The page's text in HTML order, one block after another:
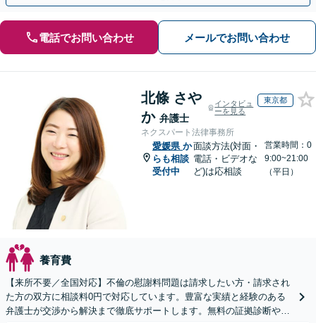
電話でお問い合わせ メールでお問い合わせ
北條 さや
か 弁護士
インタビュ
ーを見る
東京都
ネクスパート法律事務所
愛媛県 か
らも相談
受付中
面談方法(対面・
電話・ビデオな
ど)は応相談
営業時間：0
9:00~21:00
（平日）
養育費
【来所不要／全国対応】不倫の慰謝料問題は請求したい方・請求され
た方の双方に相談料0円で対応しています。豊富な実績と経験のある
弁護士が交渉から解決まで徹底サポートします。無料の証拠診断や着